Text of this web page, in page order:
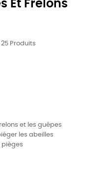
Et Frelons
25 Produits
et les guêpes
les abeilles